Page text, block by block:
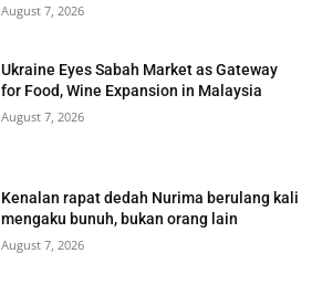
August 7, 2026
Ukraine Eyes Sabah Market as Gateway
for Food, Wine Expansion in Malaysia
August 7, 2026
Kenalan rapat dedah Nurima berulang kali
mengaku bunuh, bukan orang lain
August 7, 2026